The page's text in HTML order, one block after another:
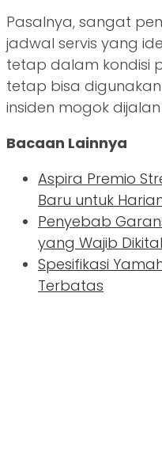
Pasalnya, sangat
jadwal servis yang
tetap dalam kondisi
tetap bisa
insiden mogok
Bacaan Lainnya
Aspira Premio
Baru untuk
Penyebab
yang Wajib
Spesifikasi
Terbatas